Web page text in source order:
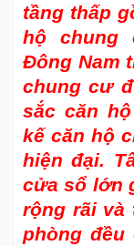
tầng thấp
hộ chung
Đông Nam
chung cư
sắc căn
kế căn hộ
hiện đại.
cửa sổ lớn
rộng rãi và
phòng